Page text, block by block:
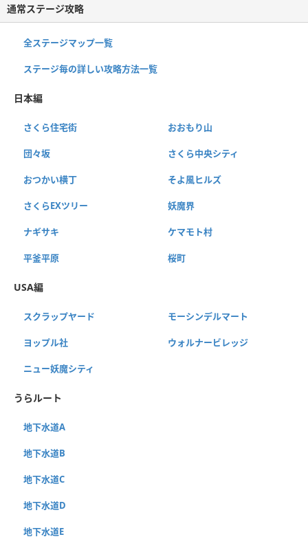
通常ステージ攻略
全ステージマップ一覧
ステージ毎の詳しい攻略方法一覧
日本編
さくら住宅街 おおもり山
団々坂 さくら中央シティ
おつかい横丁 そよ風ヒルズ
さくらEXツリー 妖魔界
ナギサキ ケマモト村
平釜平原 桜町
USA編
スクラップヤード モーシンデルマート
ヨップル社 ウォルナービレッジ
ニュー妖魔シティ
うらルート
地下水道A
地下水道B
地下水道C
地下水道D
地下水道E